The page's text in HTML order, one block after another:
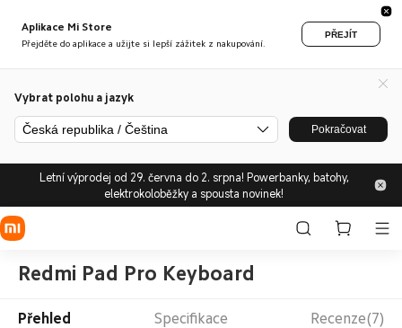
Aplikace Mi Store
Přejděte do aplikace a užijte si lepší zážitek z nakupování.
PŘEJÍT
Vybrat polohu a jazyk
Česká republika / Čeština Pokračovat
Letní výprodej od 29. června do 2. srpna! Powerbanky, batohy,
elektrokoloběžky a spousta novinek!
Redmi Pad Pro Keyboard
Přehled Specifikace Recenze(7)